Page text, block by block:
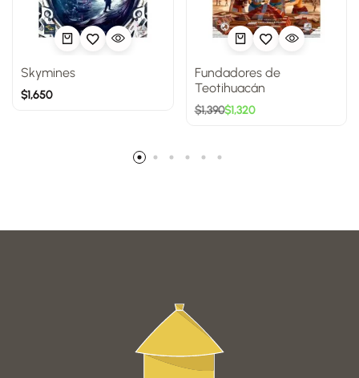
Skymines
$1,650
Fundadores de
Teotihuacán
$1,390$1,320